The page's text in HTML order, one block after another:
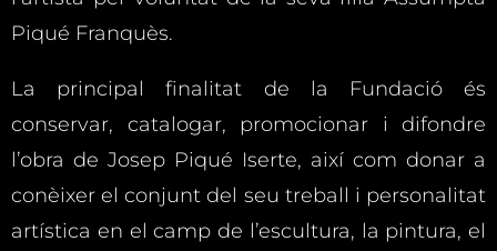
Piqué Franquès.
La principal finalitat de la Fundació és
conservar, catalogar, promocionar i difondre
l’obra de Josep Piqué Iserte, així com donar a
conèixer el conjunt del seu treball i personalitat
artística en el camp de l’escultura, la pintura, el